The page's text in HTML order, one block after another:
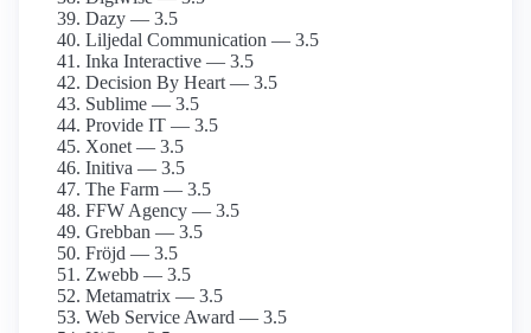
Dazy — 3.5
Liljedal Communication — 3.5
Inka Interactive — 3.5
Decision By Heart — 3.5
Sublime — 3.5
Provide IT — 3.5
Xonet — 3.5
Initiva — 3.5
The Farm — 3.5
FFW Agency — 3.5
Grebban — 3.5
Fröjd — 3.5
Zwebb — 3.5
Metamatrix — 3.5
Web Service Award — 3.5